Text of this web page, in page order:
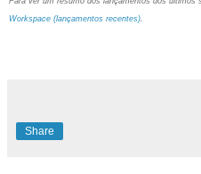
Workspace (lançamentos recentes).
Share